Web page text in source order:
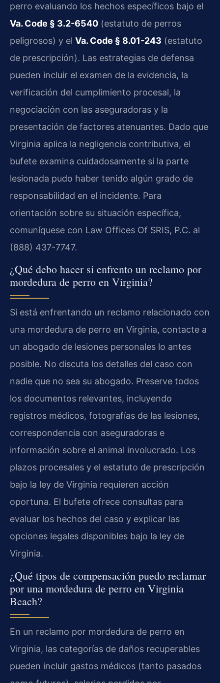
perro evaluando los hechos específicos bajo el
Va. Code § 3.2-6540 (estatuto de perros
peligrosos) y el Va. Code § 8.01-243 (estatuto
de prescripción). Las estrategias de defensa
pueden incluir el examen de la evidencia, la
verificación del cumplimiento procesal, la
negociación con las aseguradoras y la
presentación de factores atenuantes. Dado que
Virginia aplica la negligencia contributiva, el
bufete examina cuidadosamente si la parte
lesionada pudo haber tenido algún grado de
responsabilidad en el incidente. Para
orientación sobre su situación específica,
comuníquese con Law Offices Of SRIS, P.C. al
(888) 437-7747.
¿Qué debo hacer si enfrento un reclamo por
mordedura de perro en Virginia?
Si está enfrentando un reclamo relacionado con
una mordedura de perro en Virginia, contacte a
un abogado de lesiones personales lo antes
posible. No discuta los detalles del caso con
nadie que no sea su abogado. Preserve todos
los documentos relevantes, incluyendo
registros médicos, fotografías de las lesiones,
correspondencia con aseguradoras e
información sobre el animal involucrado. Los
plazos procesales y el estatuto de prescripción
bajo la ley de Virginia requieren acción
oportuna. El bufete ofrece consultas para
evaluar los hechos del caso y explicar las
opciones legales disponibles bajo la ley de
Virginia.
¿Qué tipos de compensación puedo reclamar
por una mordedura de perro en Virginia
Beach?
En un reclamo por mordedura de perro en
Virginia, las categorías de daños recuperables
pueden incluir gastos médicos (tanto pasados